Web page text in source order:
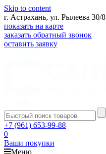
Skip to content
г. Астрахань, ул. Рылеева 30/8
показать на карте
заказать обратный звонок
оставить заявку
+7 (961) 653-99-88
0
Ваши покупки
Меню